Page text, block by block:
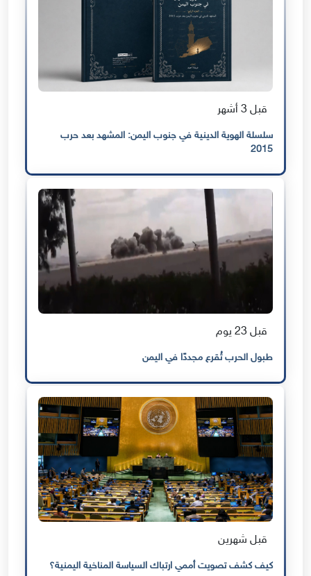
قبل 3 أشهر
سلسلة الهوية الدينية في جنوب اليمن: المشهد بعد حرب
2015
قبل 23 يوم
طبول الحرب تُقرع مجددًا في اليمن
قبل شهرين
كيف كشف تصويت أممي ارتباك السياسة المناخية اليمنية؟